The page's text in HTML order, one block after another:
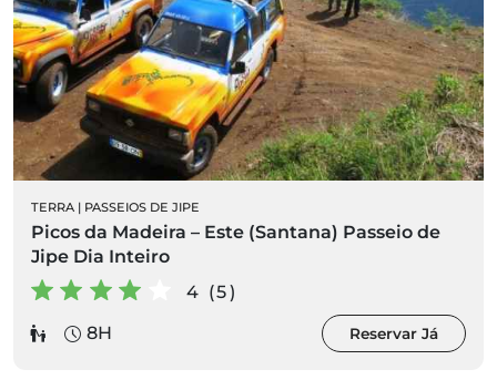
TERRA | PASSEIOS DE JIPE
Picos da Madeira – Este (Santana) Passeio de
Jipe Dia Inteiro
4 (5)
8H
Reservar Já